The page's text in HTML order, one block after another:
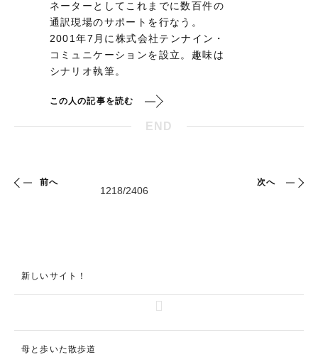
ネーターとしてこれまでに数百件の
通訳現場のサポートを行なう。
2001年7月に株式会社テンナイン・
コミュニケーションを設立。趣味は
シナリオ執筆。
この人の記事を読む
END
前へ 次へ
新しいサイト！
母と歩いた散歩道